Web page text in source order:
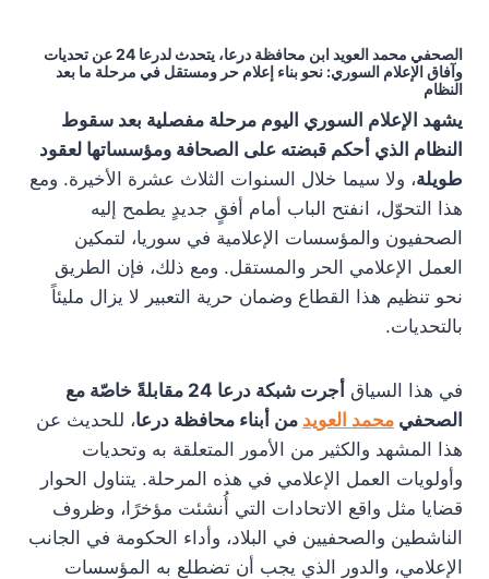
الصحفي محمد العويد ابن محافظة درعا، يتحدث لدرعا 24 عن تحديات
وآفاق الإعلام السوري: نحو بناء إعلام حر ومستقل في مرحلة ما بعد
النظام
يشهد الإعلام السوري اليوم مرحلة مفصلية بعد سقوط
النظام الذي أحكم قبضته على الصحافة ومؤسساتها لعقود
طويلة، ولا سيما خلال السنوات الثلاث عشرة الأخيرة. ومع
هذا التحوّل، انفتح الباب أمام أفقٍ جديدٍ يطمح إليه
الصحفيون والمؤسسات الإعلامية في سوريا، لتمكين
العمل الإعلامي الحر والمستقل. ومع ذلك، فإن الطريق
نحو تنظيم هذا القطاع وضمان حرية التعبير لا يزال مليئاً
بالتحديات.
في هذا السياق
أجرت شبكة درعا 24 مقابلةً خاصّة مع
الصحفي محمد العويد من أبناء محافظة درعا، للحديث عن
هذا المشهد والكثير من الأمور المتعلقة به وتحديات
وأولويات العمل الإعلامي في هذه المرحلة. يتناول الحوار
قضايا مثل واقع الاتحادات التي أُنشئت مؤخرًا، وظروف
الناشطين والصحفيين في البلاد، وأداء الحكومة في الجانب
الإعلامي، والدور الذي يجب أن تضطلع به المؤسسات